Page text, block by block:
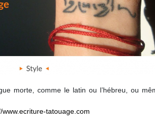
morte, comme le latin ou l’hébreu, ou
www.ecriture-tatouage.com